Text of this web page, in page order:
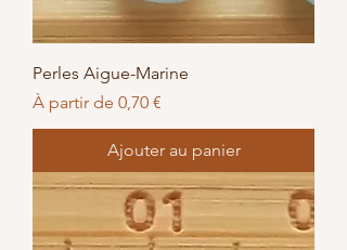
Perles Aigue-Marine
À partir de 0,70 €
Prix promotionnel
Ajouter au panier